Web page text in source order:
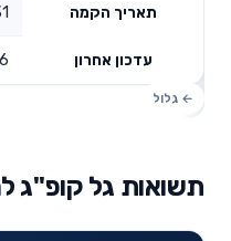
תאריך הקמה
עדכון אחרון
תשואות גל קופ"ג